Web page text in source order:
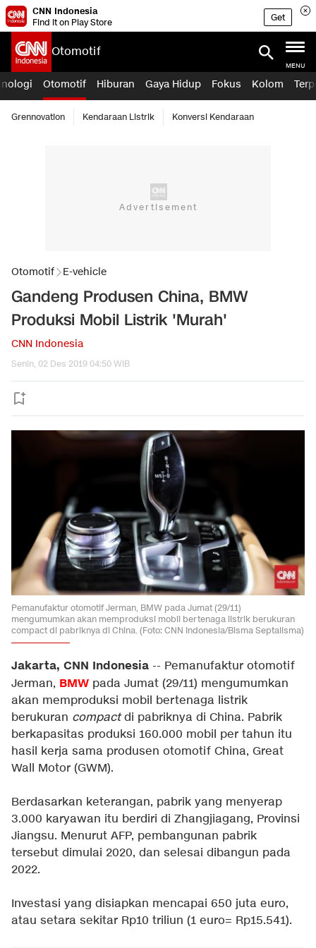
CNN Indonesia
Find it on Play Store
Get
Otomotif
MENU
Otomotif Hiburan Gaya Hidup Fokus Kolom
Grennovation Kendaraan Listrik Konversi Kendaraan
Otomotif E-vehicle
Gandeng Produsen China, BMW
Produksi Mobil Listrik 'Murah'
CNN Indonesia
Senin, 02 Des 2019 04:50 WIB
Pemanufaktur otomotif Jerman, BMW pada Jumat (29/11)
mengumumkan akan memproduksi mobil bertenaga listrik berukuran
compact di pabriknya di China. (Foto: CNN Indonesia/Bisma Septalisma)
Jakarta, CNN Indonesia -- Pemanufaktur otomotif
Jerman, BMW pada Jumat (29/11) mengumumkan
akan memproduksi mobil bertenaga listrik
berukuran compactdi pabriknya di China. Pabrik
berkapasitas produksi 160.000 mobil per tahun itu
hasil kerja sama produsen otomotif China, Great
Wall Motor (GWM).
Berdasarkan keterangan, pabrik yang menyerap
3.000 karyawan itu berdiri di Zhangjiagang, Provinsi
Jiangsu. Menurut AFP, pembangunan pabrik
tersebut dimulai 2020, dan selesai dibangun pada
2022.
Investasi yang disiapkan mencapai 650 juta euro,
atau setara sekitar Rp10 triliun (1 euro= Rp15.541).